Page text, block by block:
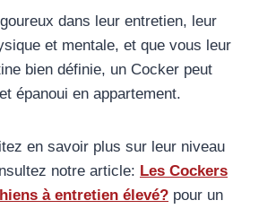
dans leur entretien, leur
et mentale, et que vous leur
bien définie, un Cocker peut
épanoui en appartement.
en savoir plus sur leur niveau
notre article: Les Cockers
à entretien élevé? pour un